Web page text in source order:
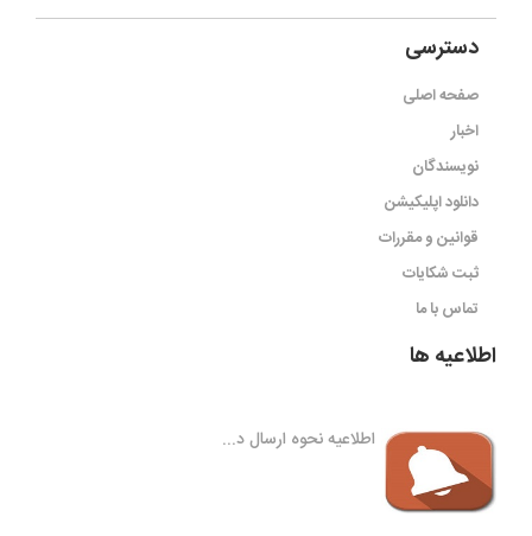
دسترسی
صفحه اصلی
اخبار
نویسندگان
دانلود اپلیکیشن
قوانین و مقررات
ثبت شکایات
تماس با ما
اطلاعیه ها
اطلاعیه نحوه ارسال د...